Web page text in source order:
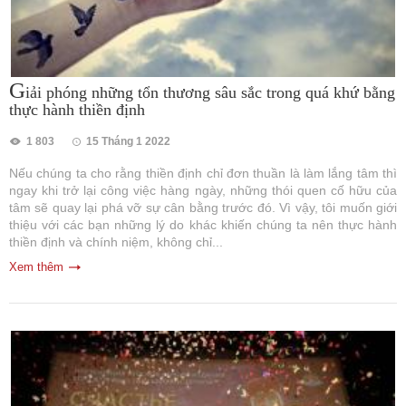
Giải phóng những tổn thương sâu sắc trong quá khứ bằng
thực hành thiền định
1 803 15 Tháng 1 2022
Nếu chúng ta cho rằng thiền định chỉ đơn thuần là làm lắng tâm thì
ngay khi trở lại công việc hàng ngày, những thói quen cố hữu của
tâm sẽ quay lại phá vỡ sự cân bằng trước đó. Vì vậy, tôi muốn giới
thiệu với các bạn những lý do khác khiến chúng ta nên thực hành
thiền định và chính niệm, không chỉ...
Xem thêm